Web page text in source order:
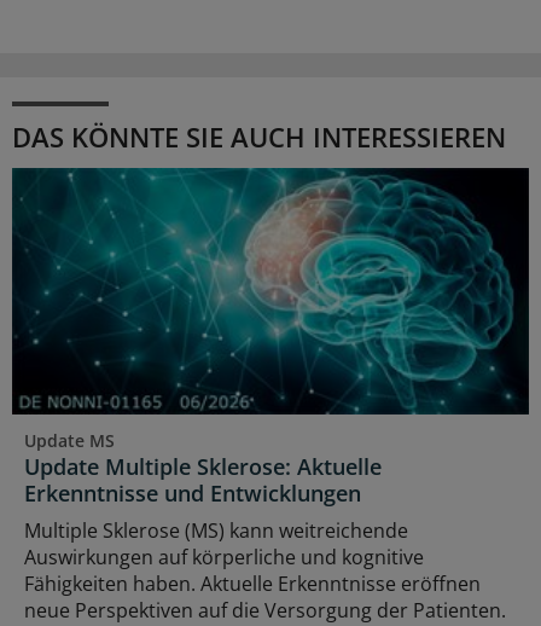
DAS KÖNNTE SIE AUCH INTERESSIEREN
Update MS
Update Multiple Sklerose: Aktuelle
Erkenntnisse und Entwicklungen
Multiple Sklerose (MS) kann weitreichende
Auswirkungen auf körperliche und kognitive
Fähigkeiten haben. Aktuelle Erkenntnisse eröffnen
neue Perspektiven auf die Versorgung der Patienten.